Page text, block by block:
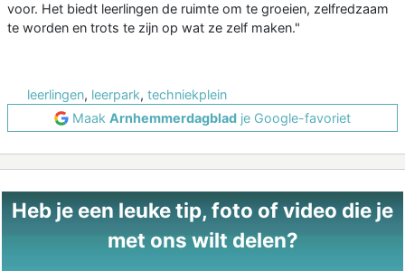
voor. Het biedt leerlingen de ruimte om te groeien, zelfredzaam
te worden en trots te zijn op wat ze zelf maken."
leerlingen, leerpark, techniekplein
Maak Arnhemmerdagblad je Google-favoriet
Heb je een leuke tip, foto of video die je
met ons wilt delen?